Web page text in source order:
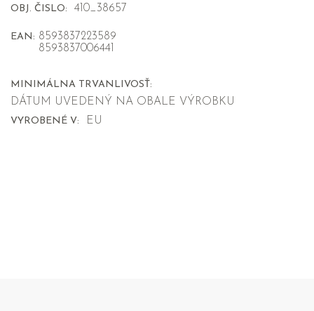
OBJ. ČISLO: 410_38657
EAN: 8593837223589
8593837006441
MINIMÁLNA TRVANLIVOSŤ:
DÁTUM UVEDENÝ NA OBALE VÝROBKU
VYROBENÉ V: EU